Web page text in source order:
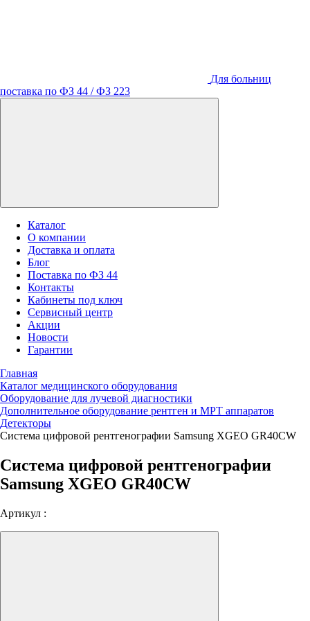
Для больниц
поставка по ФЗ 44 / ФЗ 223
Каталог
О компании
Доставка и оплата
Блог
Поставка по ФЗ 44
Контакты
Кабинеты под ключ
Сервисный центр
Акции
Новости
Гарантии
Главная
Каталог медицинского оборудования
Оборудование для лучевой диагностики
Дополнительное оборудование рентген и МРТ аппаратов
Детекторы
Система цифровой рентгенографии Samsung XGEO GR40CW
Система цифровой рентгенографии
Samsung XGEO GR40CW
Артикул :